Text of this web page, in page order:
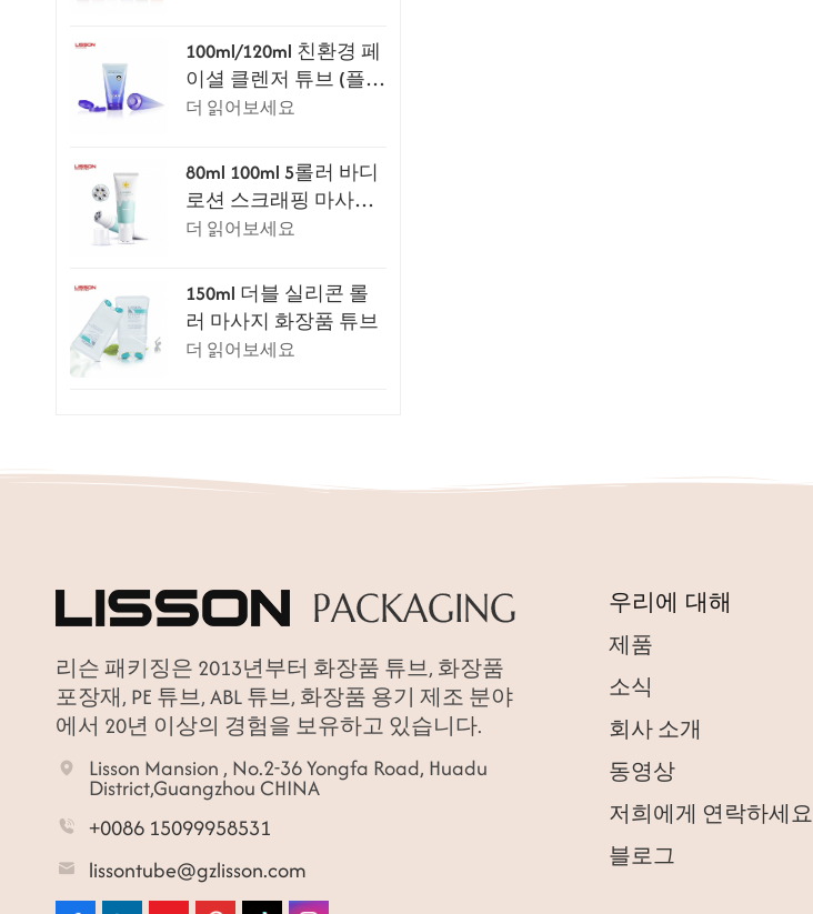
100ml/120ml 친환경 페
이셜 클렌저 튜브 (플립
탑 캡 포함)
더 읽어보세요
80ml 100ml 5롤러 바디
로션 스크래핑 마사지
튜브
더 읽어보세요
150ml 더블 실리콘 롤
러 마사지 화장품 튜브
더 읽어보세요
리슨 패키징은 2013년부터 화장품 튜브, 화장품
포장재, PE 튜브, ABL 튜브, 화장품 용기 제조 분야
에서 20년 이상의 경험을 보유하고 있습니다.
Lisson Mansion , No.2-36 Yongfa Road, Huadu
District,Guangzhou CHINA
+0086 15099958531
lissontube@gzlisson.com
우리에 대해
제품
소식
회사 소개
동영상
저희에게 연락하세요
블로그